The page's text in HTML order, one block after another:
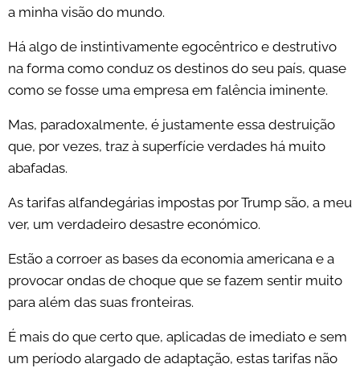
a minha visão do mundo.
Há algo de instintivamente egocêntrico e destrutivo
na forma como conduz os destinos do seu país, quase
como se fosse uma empresa em falência iminente.
Mas, paradoxalmente, é justamente essa destruição
que, por vezes, traz à superfície verdades há muito
abafadas.
As tarifas alfandegárias impostas por Trump são, a meu
ver, um verdadeiro desastre económico.
Estão a corroer as bases da economia americana e a
provocar ondas de choque que se fazem sentir muito
para além das suas fronteiras.
É mais do que certo que, aplicadas de imediato e sem
um período alargado de adaptação, estas tarifas não